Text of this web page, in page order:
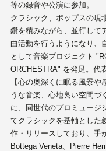
等の録音や公演に参加。
クラシック、ポップスの現
鑽を積みながら、並行して
曲活動を行うようになり、
として音楽プロジェクト
ORCHESTRA" を発足。代
【心の奥深くに眠る風景や
うな音楽、心地良い空間づ
に、同世代のプロミュージ
てクラシックを基軸とした
作・リリースしており、手
Bottega Veneta、Pierre